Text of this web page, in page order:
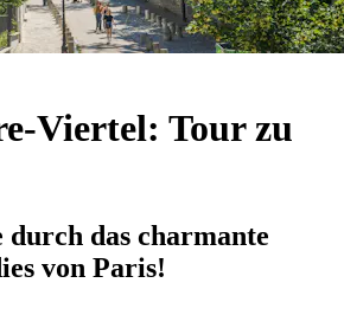
Viertel: Tour zu
durch das charmante
von Paris!